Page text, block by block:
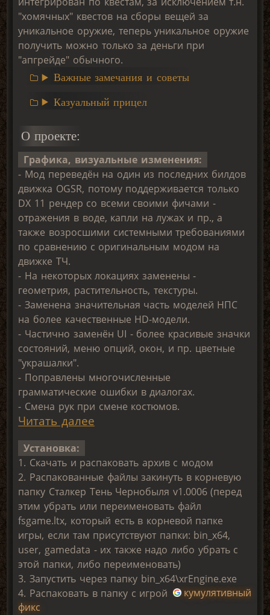
"хомячных" квестов на сборы вещей за
уникальное оружие, теперь уникальное оружие
получить можно только за деньги при
"апгрейде" обычного.
Важные замечания и советы
Казуальный прицел
О проекте:
Графика, визуальные изменения:
- Мод переведён на один из последних билдов
движка OGSR, потому поддерживается только
DX 11 рендер со всеми своими фичами -
отражения в воде, капли на лужах и пр., а
также возросшими системными требованиями
по сравнению с оригинальным модом на
движке ТЧ.
- На некоторых локациях заменены -
геометрия, растительность, текстуры.
- Заменена значительная часть моделей НПС
на более качественные HD-модели.
- Частично заменён UI - более красивые значки
состояний, меню опций, окон, и пр. цветные
"украшалки".
- Поправлены многочисленные
грамматические ошибки в диалогах.
- Смена рук при смене костюмов.
Читать далее
Установка:
1. Скачать и распаковать архив с модом
2. Распакованные файлы закинуть в корневую
папку Сталкер Тень Чернобыля v1.0006 (перед
этим убрать или переименовать файл
fsgame.ltx, который есть в корневой папке
игры, если там присутствуют папки: bin_x64,
user, gamedata - их также надо либо убрать с
этой папки, либо переименовать)
3. Запустить через папку bin_x64\xrEngine.exe
4. Распаковать в папку с игрой
кумулятивный
фикс